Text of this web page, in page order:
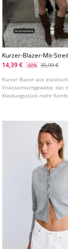
Kurzer-Blazer-Mit-
14,39 €
-60% 35,99 €
Kurzer Blazer aus
Viskosemischgewebe, das
Kleidungsstück mehr
Abschluss. Paspeltaschen
Knopfverschluss vorne.